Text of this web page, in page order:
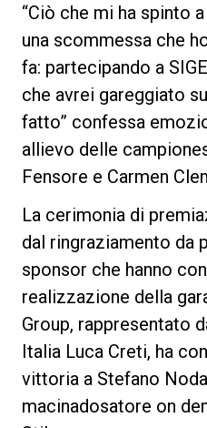
“Ciò che mi ha spinto
una scommessa che
fa: partecipando a
che avrei gareggiato
fatto” confessa
allievo delle
Fensore e Carmen
La cerimonia di
dal ringraziamento da
sponsor che hanno
realizzazione della
Group, rappresentato
Italia Luca Creti, ha
vittoria a Stefano
macinadosatore on